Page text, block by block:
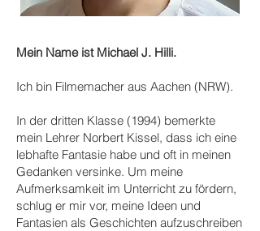
Mein Name ist Michael J. Hilli.
Ich bin Filmemacher aus Aachen (NRW).
In der dritten Klasse (1994) bemerkte
mein Lehrer Norbert Kissel, dass ich eine
lebhafte Fantasie habe und oft in meinen
Gedanken versinke. Um meine
Aufmerksamkeit im Unterricht zu fördern,
schlug er mir vor, meine Ideen und
Fantasien als Geschichten aufzuschreiben